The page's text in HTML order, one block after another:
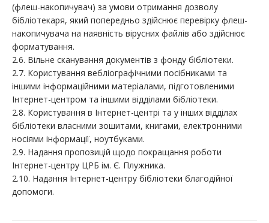
(флеш-накопичувач) за умови отримання дозволу
бібліотекаря, який попередньо здійснює перевірку флеш-
накопичувача на наявність вірусних файлів або здійснює
форматування.
2.6. Вільне сканування документів з фонду бібліотеки.
2.7. Користування вебліографічними посібниками та
іншими інформаційними матеріалами, підготовленими
Інтернет-центром та іншими відділами бібліотеки.
2.8. Користування в Інтернет-центрі та у інших відділах
бібліотеки власними зошитами, книгами, електронними
носіями інформації, ноутбуками.
2.9. Надання пропозицій щодо покращання роботи
Інтернет-центру ЦРБ ім. Є. Плужника.
2.10. Надання Інтернет-центру бібліотеки благодійної
допомоги.